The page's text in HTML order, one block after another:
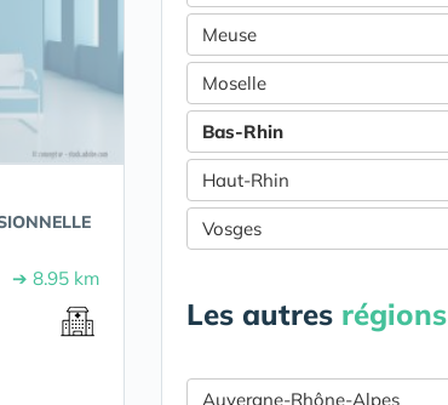
➔ 8.95 km
Meuse
Moselle
Bas-Rhin
Haut-Rhin
Vosges
Les autres régions
Auvergne-Rhône-Alpes